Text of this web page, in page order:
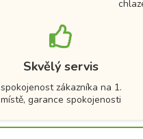
Skvělý servis
spokojenost zákazníka na 1.
místě, garance spokojenosti